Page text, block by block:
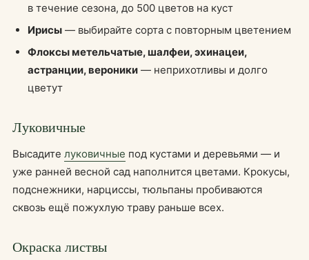
в течение сезона, до 500 цветов на куст
Ирисы — выбирайте сорта с повторным цветением
Флоксы метельчатые, шалфеи, эхинацеи,
астранции, вероники — неприхотливы и долго
цветут
Луковичные
Высадите луковичные под кустами и деревьями — и
уже ранней весной сад наполнится цветами. Крокусы,
подснежники, нарциссы, тюльпаны пробиваются
сквозь ещё пожухлую траву раньше всех.
Окраска листвы